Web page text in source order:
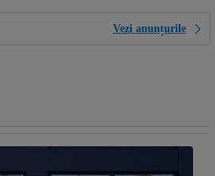
Vezi anunțurile